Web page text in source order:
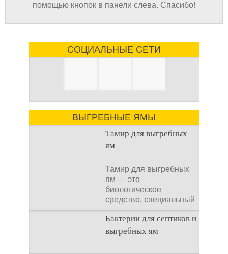
помощью кнопок в панели слева. Спасибо!
СОЦИАЛЬНЫЕ СЕТИ
ВЫГРЕБНЫЕ ЯМЫ
Тамир для выгребных
ям
Тамир для выгребных
ям — это
биологическое
средство, специальный
концентрат, который
используется
Бактерии для септиков и
выгребных ям